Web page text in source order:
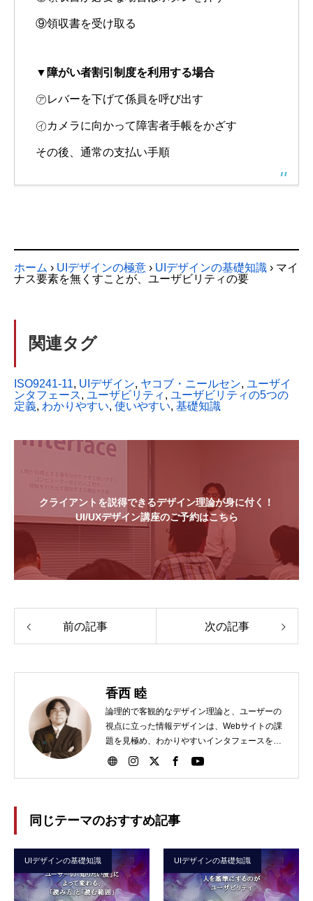
⑨領収書を受け取る
▼障がい者割引制度を利用する場合
㋐レバーを下げて係員を呼び出す
㋑カメラに向かって障害者手帳をかざす
その後、通常の支払い手順
ホーム › UIデザインの極意 › UIデザインの基礎知識 › マイ
ナス要素を無くすことが、ユーザビリティの要
関連タグ
ISO9241-11, UIデザイン, ヤコブ・ニールセン, ユーザイ
ンタフェース, ユーザビリティ , ユーザビリティの5つの
定義, わかりやすい, 使いやすい, 基礎知識
クライアントを説得できるデザイン理論が身に付く！
UI/UXデザイン講座のご予約はこちら
前の記事 次の記事
香西 睦
論理的で客観的なデザイン理論と、ユーザーの
視点に立った情報デザインは、Webサイトの課
題を見極め、わかりやすいインタフェースを実
現！
同じテーマのおすすめ記事
UIデザインの基礎知識 UIデザインの基礎知識